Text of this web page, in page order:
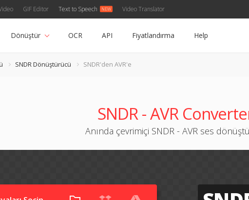
GIF Editor Text to Speech Video Translator
Dönüştür OCR API Fiyatlandırma Help
SNDR Dönüştürücü SNDR'den AVR'e
SNDR - AVR
Anında çevrimiçi SNDR - AVR ses